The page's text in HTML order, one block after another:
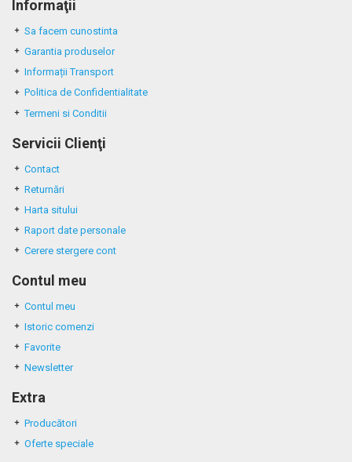
Informaţii
Sa facem cunostinta
Garantia produselor
Informații Transport
Politica de Confidentialitate
Termeni si Conditii
Servicii Clienţi
Contact
Returnări
Harta sitului
Raport date personale
Cerere stergere cont
Contul meu
Contul meu
Istoric comenzi
Favorite
Newsletter
Extra
Producători
Oferte speciale